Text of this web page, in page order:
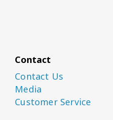
Contact
Contact Us
Media
Customer Service